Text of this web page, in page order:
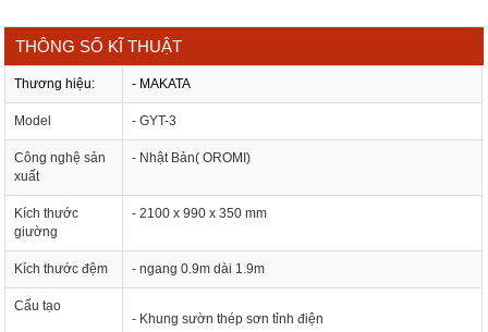
THÔNG SỐ KĨ THUẬT
Thương hiệu: - MAKATA
Model - GYT-3
Công nghệ sản
xuất
- Nhật Bản( OROMI)
Kích thước
giường
- 2100 x 990 x 350 mm
Kích thước đệm - ngang 0.9m dài 1.9m
Cấu tạo
- Khung sườn thép sơn tỉnh điện